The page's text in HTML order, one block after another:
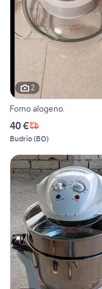
2
Forno alogeno.
40 €
Budrio(BO)